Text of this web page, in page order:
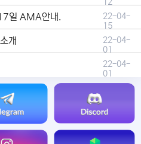
일 AMA안내.
22-04-
15
개
22-04-
01
22-04-
01